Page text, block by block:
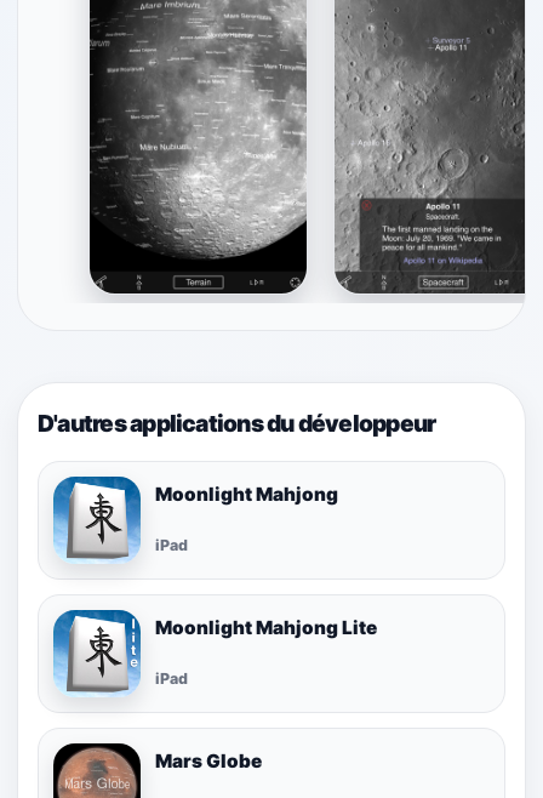
D'autres applications du développeur
Moonlight Mahjong
iPad
Moonlight Mahjong Lite
iPad
Mars Globe